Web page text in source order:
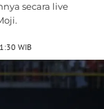
secara live
WIB